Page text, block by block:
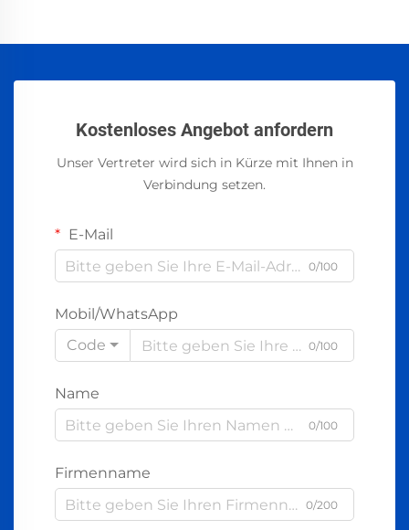
Kostenloses Angebot anfordern
Unser Vertreter wird sich in Kürze mit Ihnen in
Verbindung setzen.
E-Mail
0/100
Mobil/WhatsApp
Code
0/100
Name
0/100
Firmenname
0/200